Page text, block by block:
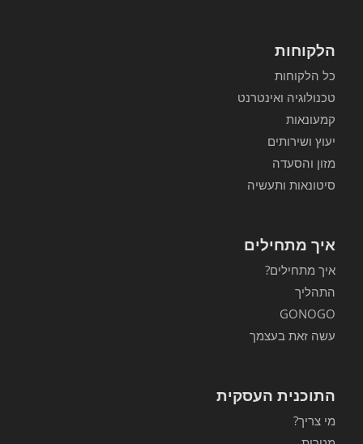
הלקוחות
כל הלקוחות
טכנולוגיה ואינטרנט
קמעונאות
יעוץ ושירותים
מזון והסעדה
סיטונאות ותעשיה
איך מתחילים
איך מתחילים?
התהליך
GONOGO
עשה זאת בעצמך
התוכנית העסקית
מי צריך?